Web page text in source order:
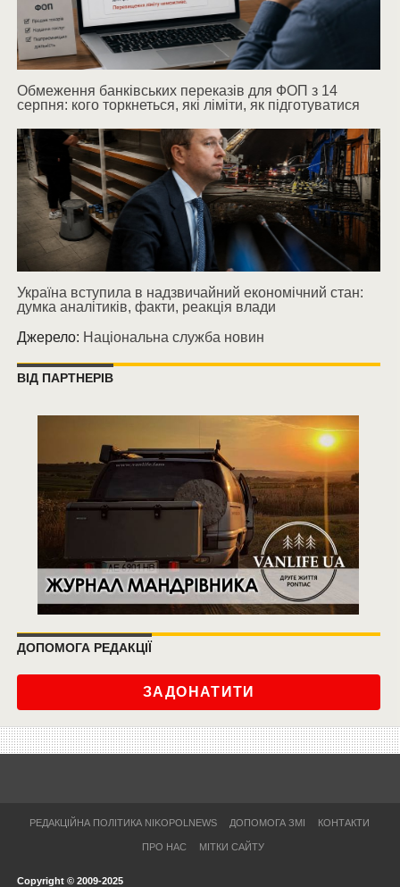
Обмеження банківських переказів для ФОП з 14
серпня: кого торкнеться, які ліміти, як підготуватися
Україна вступила в надзвичайний економічний стан:
думка аналітиків, факти, реакція влади
Джерело: Національна служба новин
ВІД ПАРТНЕРІВ
ДОПОМОГА РЕДАКЦІЇ
ЗАДОНАТИТИ
РЕДАКЦІЙНА ПОЛІТИКА NIKOPOLNEWS ДОПОМОГА ЗМІ КОНТАКТИ
ПРО НАС МІТКИ САЙТУ
Copyright © 2009-2025